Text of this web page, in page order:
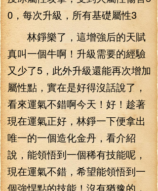
0，每次升級，所有基礎屬性3
林錚樂了，這增強后的天賦
真叫一個牛啊！升級需要的經驗
又少了5，此外升級還能再次增加
屬性點，實在是好得沒話說了，
看來運氣不錯啊今天！好！趁著
現在運氣正好，林錚一下便拿出
唯一的一個造化金丹，看介紹
說，能領悟到一個稀有技能呢，
現在運氣不錯，希望能領悟到一
個強悍點的技能！沒有猶豫的，